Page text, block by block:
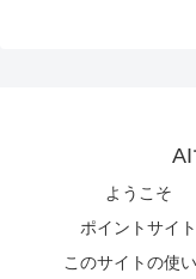
ようこそ
ポイントサイト
このサイトの使